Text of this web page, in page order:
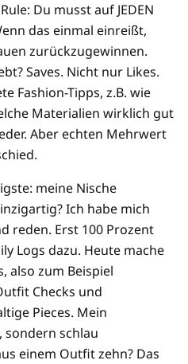
Du musst auf JEDEN
das einmal einreißt,
zurückzugewinnen.
Saves. Nicht nur Likes.
Fashion-Tipps, z.B. wie
Materialien wirklich gut
Aber echten Mehrwert
meine Nische
Ich habe mich
reden. Erst 100 Prozent
Logs dazu. Heute mache
also zum Beispiel
Checks und
Pieces. Mein
sondern schlau
einem Outfit zehn? Das